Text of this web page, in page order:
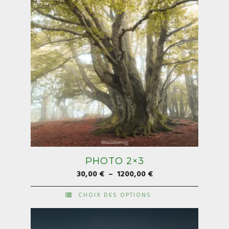
sur
la
page
du
produit
PHOTO 2×3
30,00€ – 1200,00€Plage
de
30,00 €
CHOIX DES OPTIONS